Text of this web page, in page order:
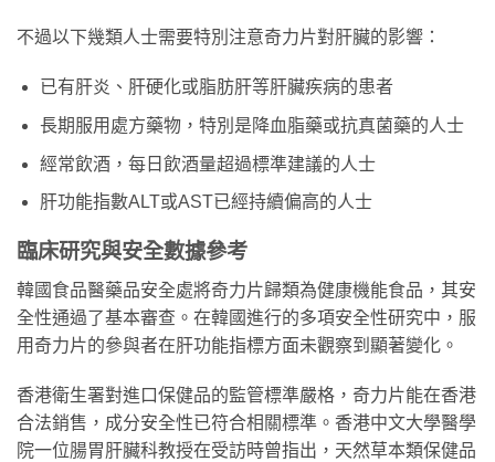
不過以下幾類人士需要特別注意奇力片對肝臟的影響：
已有肝炎、肝硬化或脂肪肝等肝臟疾病的患者
長期服用處方藥物，特別是降血脂藥或抗真菌藥的人士
經常飲酒，每日飲酒量超過標準建議的人士
肝功能指數ALT或AST已經持續偏高的人士
臨床研究與安全數據參考
韓國食品醫藥品安全處將奇力片歸類為健康機能食品，其安
全性通過了基本審查。在韓國進行的多項安全性研究中，服
用奇力片的參與者在肝功能指標方面未觀察到顯著變化。
香港衛生署對進口保健品的監管標準嚴格，奇力片能在香港
合法銷售，成分安全性已符合相關標準。香港中文大學醫學
院一位腸胃肝臟科教授在受訪時曾指出，天然草本類保健品